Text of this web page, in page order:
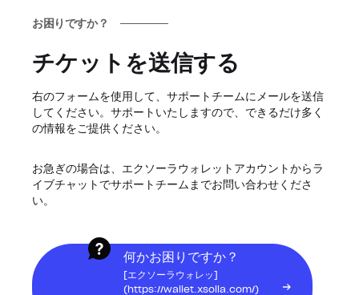
お困りですか？
チケットを送信する
右のフォームを使用して、サポートチームにメールを送信
してください。サポートいたしますので、できるだけ多く
の情報をご提供ください。
お急ぎの場合は、エクソーラウォレットアカウントからラ
イブチャットでサポートチームまでお問い合わせくださ
い。
何かお困りですか？
[エクソーラウォレッ]
(https://wallet.xsolla.com/)